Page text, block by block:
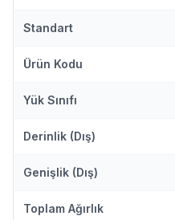
Standart
Ürün Kodu
Yük Sınıfı
Derinlik (Dış)
Genişlik (Dış)
Toplam Ağırlık